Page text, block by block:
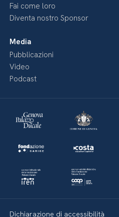
Fai come loro
Diventa nostro Sponsor
Media
Pubblicazioni
Video
Podcast
Dichiarazione di accessibilità